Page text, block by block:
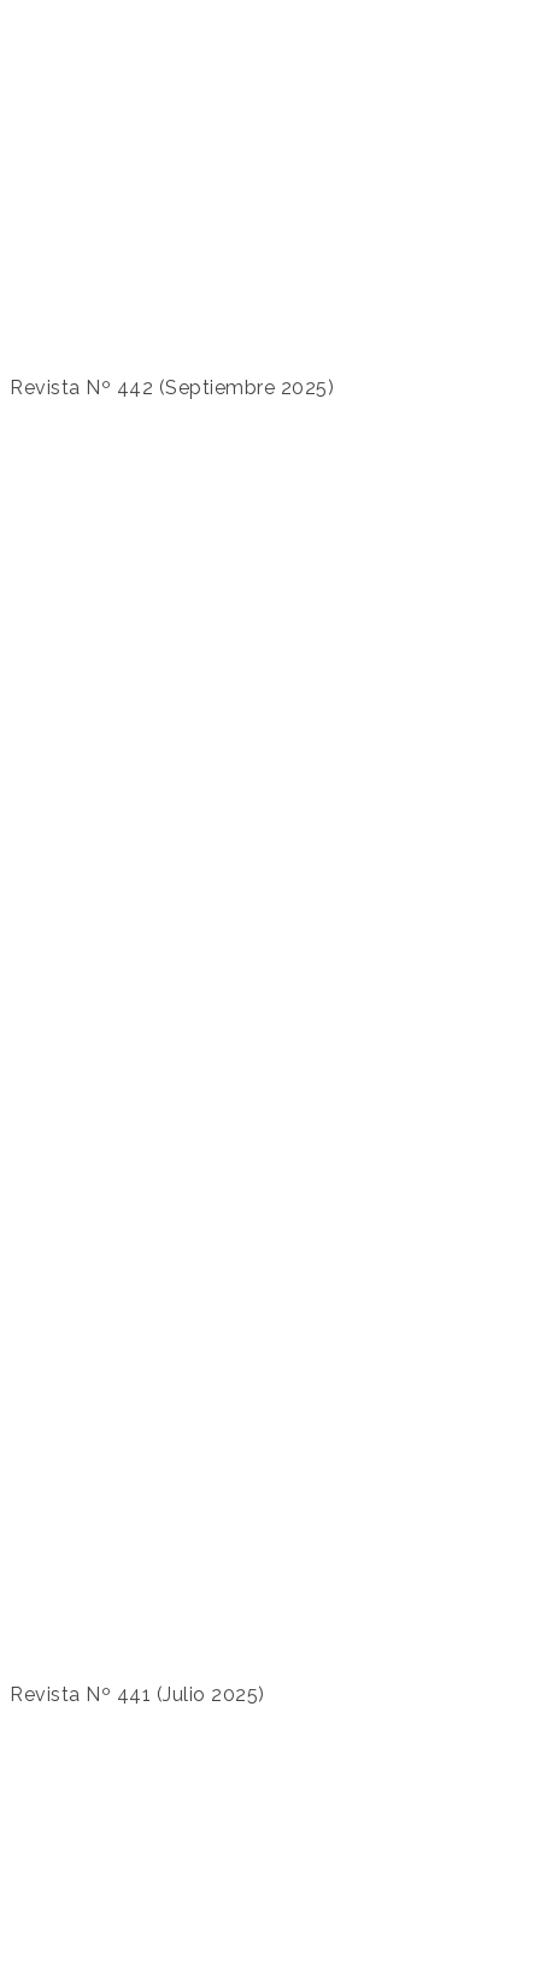
Revista Nº 442 (Septiembre 2025)
Revista Nº 441 (Julio 2025)